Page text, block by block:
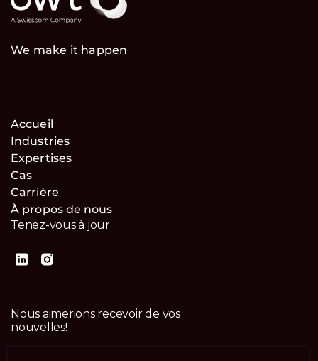
We make it happen
Accueil
Industries
Expertises
Cas
Carrière
À propos de nous
Tenez-vous à jour
Nous aimerions recevoir de vos
nouvelles!